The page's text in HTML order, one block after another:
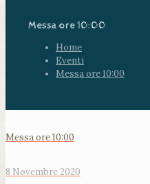
Messa ore 10:00
Home
Eventi
Messa ore 10:00
Messa ore 10:00
8 Novembre 2020